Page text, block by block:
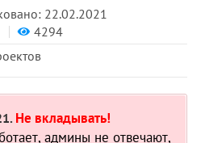
22.02.2021
4294
Не вкладывать!
админы не отвечают,